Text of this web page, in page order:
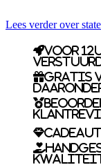
Lees verder over
Voor
Gratis